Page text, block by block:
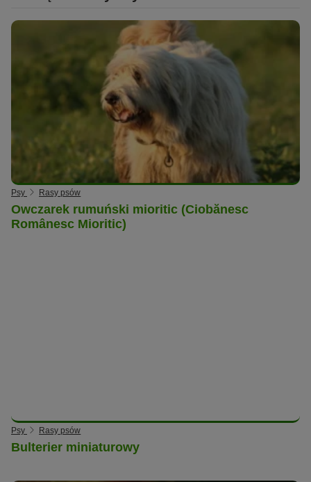
Psy Rasy psów
Owczarek rumuński mioritic (Ciobănesc
Românesc Mioritic)
Psy Rasy psów
Bulterier miniaturowy